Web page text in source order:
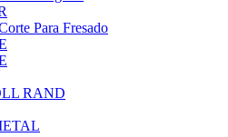
Para Fresado
RAND